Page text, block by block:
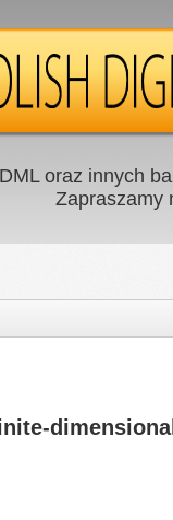
oraz innych
Zapraszamy